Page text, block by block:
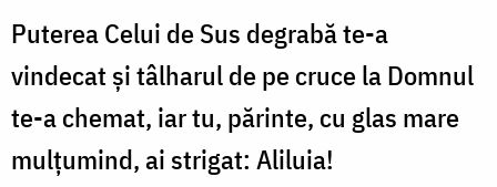
Puterea Celui de Sus degrabă te-a
vindecat și tâlharul de pe cruce la Domnul
te-a chemat, iar tu, părinte, cu glas mare
mulțumind, ai strigat: Aliluia!